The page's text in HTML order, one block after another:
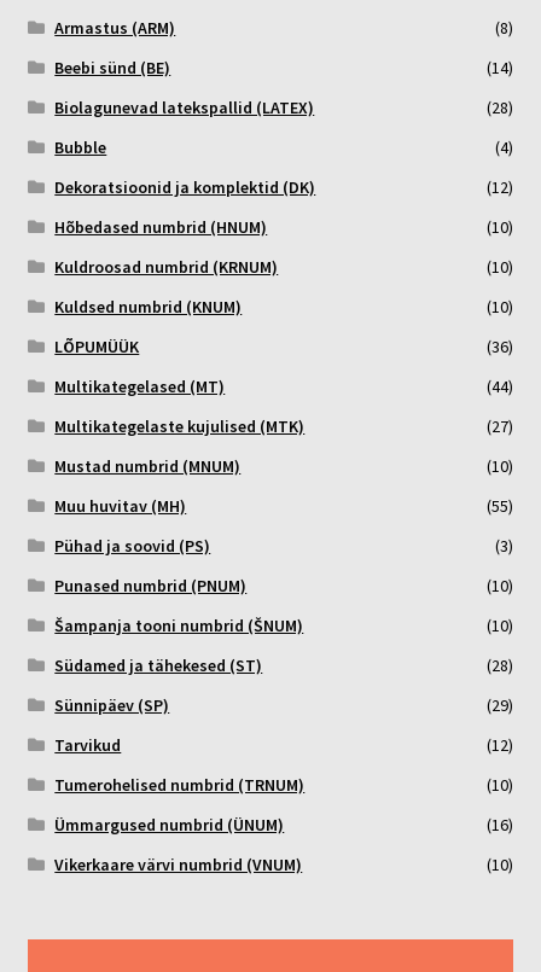
Armastus (ARM)
(8)
Beebi sünd (BE)
(14)
Biolagunevad latekspallid (LATEX)
(28)
Bubble
(4)
Dekoratsioonid ja komplektid (DK)
(12)
Hõbedased numbrid (HNUM)
(10)
Kuldroosad numbrid (KRNUM)
(10)
Kuldsed numbrid (KNUM)
(10)
LÕPUMÜÜK
(36)
Multikategelased (MT)
(44)
Multikategelaste kujulised (MTK)
(27)
Mustad numbrid (MNUM)
(10)
Muu huvitav (MH)
(55)
Pühad ja soovid (PS)
(3)
Punased numbrid (PNUM)
(10)
Šampanja tooni numbrid (ŠNUM)
(10)
Südamed ja tähekesed (ST)
(28)
Sünnipäev (SP)
(29)
Tarvikud
(12)
Tumerohelised numbrid (TRNUM)
(10)
Ümmargused numbrid (ÜNUM)
(16)
Vikerkaare värvi numbrid (VNUM)
(10)